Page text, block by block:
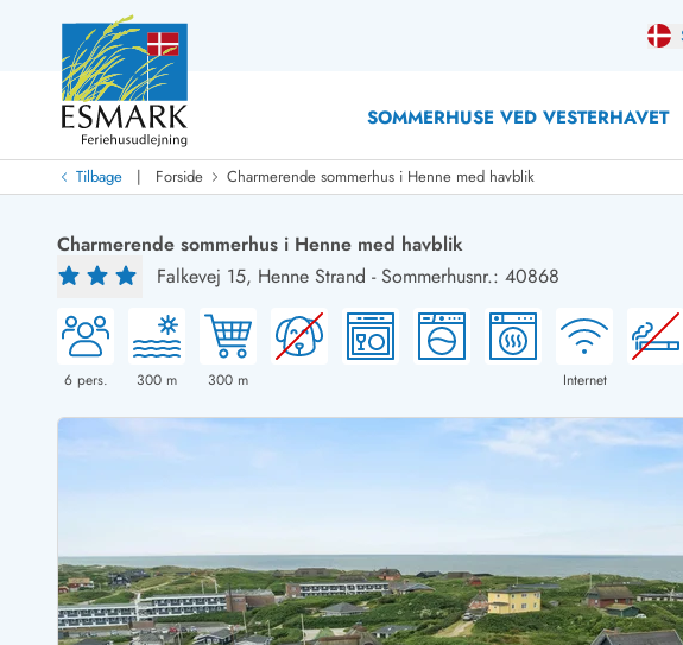
SOMMERHUSE VED VESTERHAVET
Last Minute
Last minute
Nyheder
Nyheder hos Esmark Med swimmingpoolSommerhuse med hund
Nyrenoverede sommerhuse
Sommerhuse med slutrengøring inklusive
Sommerhuse tæt ved vandet
Sommerhuse med fredagsskift
Sommerhuse med lørdagsskift
Sommerhuse med søndagsskift
Sommerhuse med plads til
Sommerhuse med aktivitetsrum
Feriehuse med brændeovn
Luksussommerhuse
Sommerhuse for 6 Personer
Sommerhuse for 8 Personer
Tilbage | Forside Charmerende sommerhus i Henne med havblik
Charmerende sommerhus i Henne med havblik
Falkevej 15, Henne Strand -Sommerhusnr.: 40868
6pers. 300 m 300 m Internet